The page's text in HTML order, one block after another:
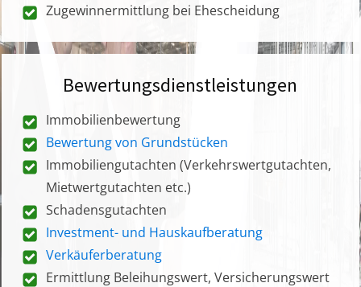
Zugewinnermittlung bei Ehescheidung
Bewertungsdienstleistungen
Immobilienbewertung
Bewertung von Grundstücken
Immobiliengutachten (Verkehrswertgutachten,
Mietwertgutachten etc.)
Schadensgutachten
Investment- und Hauskaufberatung
Verkäuferberatung
Ermittlung Beleihungswert, Versicherungswert